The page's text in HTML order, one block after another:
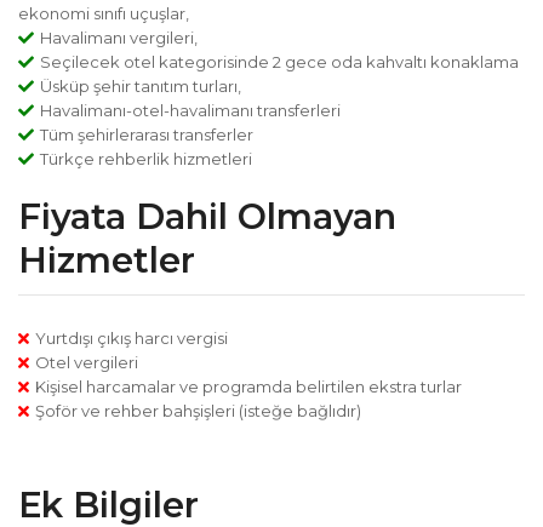
ekonomi sınıfı uçuşlar,
Havalimanı vergileri,
Seçilecek otel kategorisinde 2 gece oda kahvaltı konaklama
Üsküp şehir tanıtım turları,
Havalimanı-otel-havalimanı transferleri
Tüm şehirlerarası transferler
Türkçe rehberlik hizmetleri
Fiyata Dahil Olmayan
Hizmetler
Yurtdışı çıkış harcı vergisi
Otel vergileri
Kişisel harcamalar ve programda belirtilen ekstra turlar
Şoför ve rehber bahşişleri (isteğe bağlıdır)
Ek Bilgiler